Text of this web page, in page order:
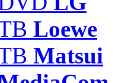
Loewe
Matsui